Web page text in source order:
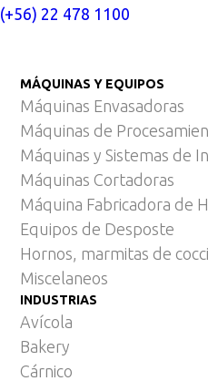
(+56) 22 478 1100
MÁQUINAS Y EQUIPOS
Máquinas Envasadoras
Máquinas de
Máquinas y Sistemas de
Máquinas Cortadoras
Máquina Fabricadora de
Equipos de Desposte
Hornos, marmitas de
Miscelaneos
INDUSTRIAS
Avícola
Bakery
Cárnico